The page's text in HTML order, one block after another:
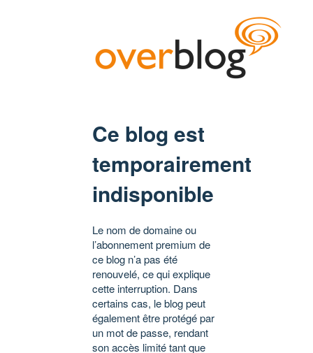
Ce blog est
temporairement
indisponible
Le nom de domaine ou
l’abonnement premium de
ce blog n’a pas été
renouvelé, ce qui explique
cette interruption. Dans
certains cas, le blog peut
également être protégé par
un mot de passe, rendant
son accès limité tant que